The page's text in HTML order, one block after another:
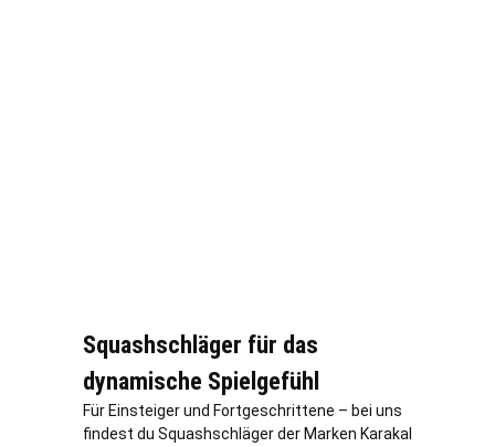
Squashschläger für das
dynamische Spielgefühl
Für Einsteiger und Fortgeschrittene – bei uns
findest du Squashschläger der Marken Karakal